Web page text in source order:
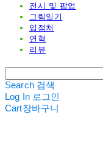
전시 및 팝업
그림일기
입점처
연혁
리뷰
Search 검색
Log In 로그인
Cart장바구니